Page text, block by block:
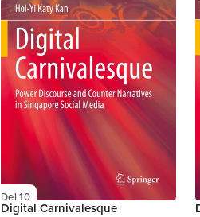
Del 10
Digital Carnivalesque